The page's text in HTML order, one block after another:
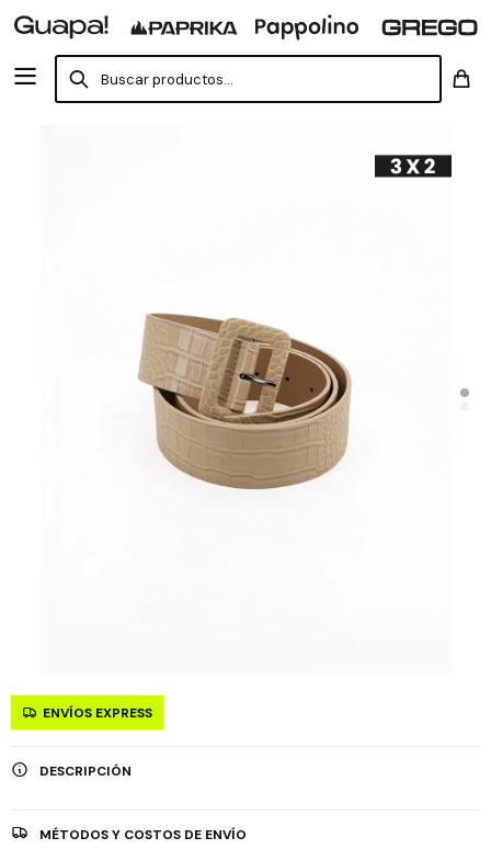
ENVÍOS EXPRESS
DESCRIPCIÓN
MÉTODOS Y COSTOS DE ENVÍO